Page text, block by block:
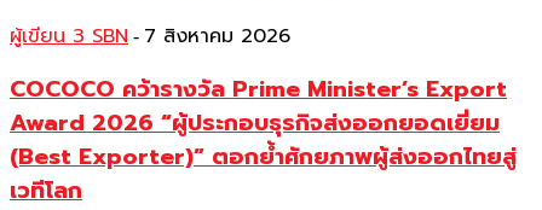
ผู้เขียน 3 SBN - 7 สิงหาคม 2026
COCOCO คว้ารางวัล Prime Minister’s Export
Award 2026 “ผู้ประกอบธุรกิจส่งออกยอดเยี่ยม
(Best Exporter)” ตอกย้ำศักยภาพผู้ส่งออกไทยสู่
เวทีโลก